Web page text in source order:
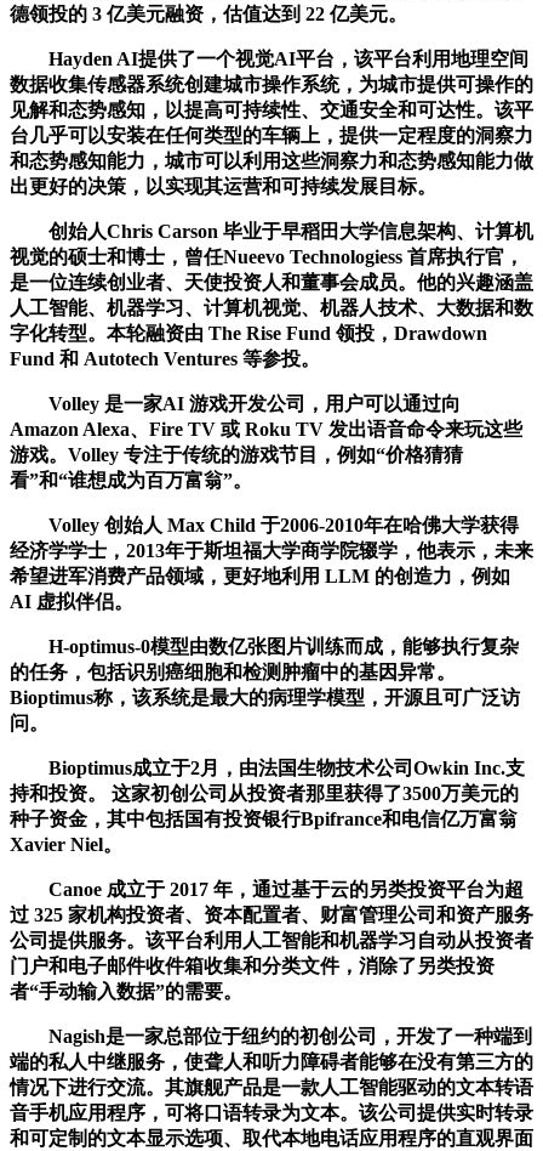
德领投的 3 亿美元融资，估值达到 22 亿美元。
Hayden AI提供了一个视觉AI平台，该平台利用地理空间
数据收集传感器系统创建城市操作系统，为城市提供可操作的
见解和态势感知，以提高可持续性、交通安全和可达性。该平
台几乎可以安装在任何类型的车辆上，提供一定程度的洞察力
和态势感知能力，城市可以利用这些洞察力和态势感知能力做
出更好的决策，以实现其运营和可持续发展目标。
创始人Chris Carson 毕业于早稻田大学信息架构、计算机
视觉的硕士和博士，曾任Nueevo Technologiess 首席执行官，
是一位连续创业者、天使投资人和董事会成员。他的兴趣涵盖
人工智能、机器学习、计算机视觉、机器人技术、大数据和数
字化转型。本轮融资由 The Rise Fund 领投，Drawdown
Fund 和 Autotech Ventures 等参投。
Volley 是一家AI 游戏开发公司，用户可以通过向
Amazon Alexa、Fire TV 或 Roku TV 发出语音命令来玩这些
游戏。Volley 专注于传统的游戏节目，例如“价格猜猜
看”和“谁想成为百万富翁”。
Volley 创始人 Max Child 于2006-2010年在哈佛大学获得
经济学学士，2013年于斯坦福大学商学院辍学，他表示，未来
希望进军消费产品领域，更好地利用 LLM 的创造力，例如
AI 虚拟伴侣。
H-optimus-0模型由数亿张图片训练而成，能够执行复杂
的任务，包括识别癌细胞和检测肿瘤中的基因异常。
Bioptimus称，该系统是最大的病理学模型，开源且可广泛访
问。
Bioptimus成立于2月，由法国生物技术公司Owkin Inc.支
持和投资。 这家初创公司从投资者那里获得了3500万美元的
种子资金，其中包括国有投资银行Bpifrance和电信亿万富翁
Xavier Niel。
Canoe 成立于 2017 年，通过基于云的另类投资平台为超
过 325 家机构投资者、资本配置者、财富管理公司和资产服务
公司提供服务。该平台利用人工智能和机器学习自动从投资者
门户和电子邮件收件箱收集和分类文件，消除了另类投资
者“手动输入数据”的需要。
Nagish是一家总部位于纽约的初创公司，开发了一种端到
端的私人中继服务，使聋人和听力障碍者能够在没有第三方的
情况下进行交流。其旗舰产品是一款人工智能驱动的文本转语
音手机应用程序，可将口语转录为文本。该公司提供实时转录
和可定制的文本显示选项、取代本地电话应用程序的直观界面